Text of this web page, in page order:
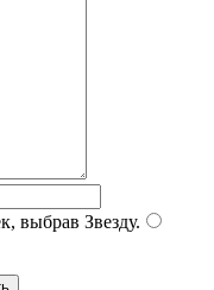
выбрав Звезду.